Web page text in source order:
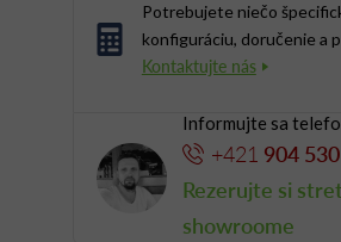
Potrebujete niečo
konfiguráciu, doručenie a
Informujte sa
+421 904
Rezerujte si
showroome